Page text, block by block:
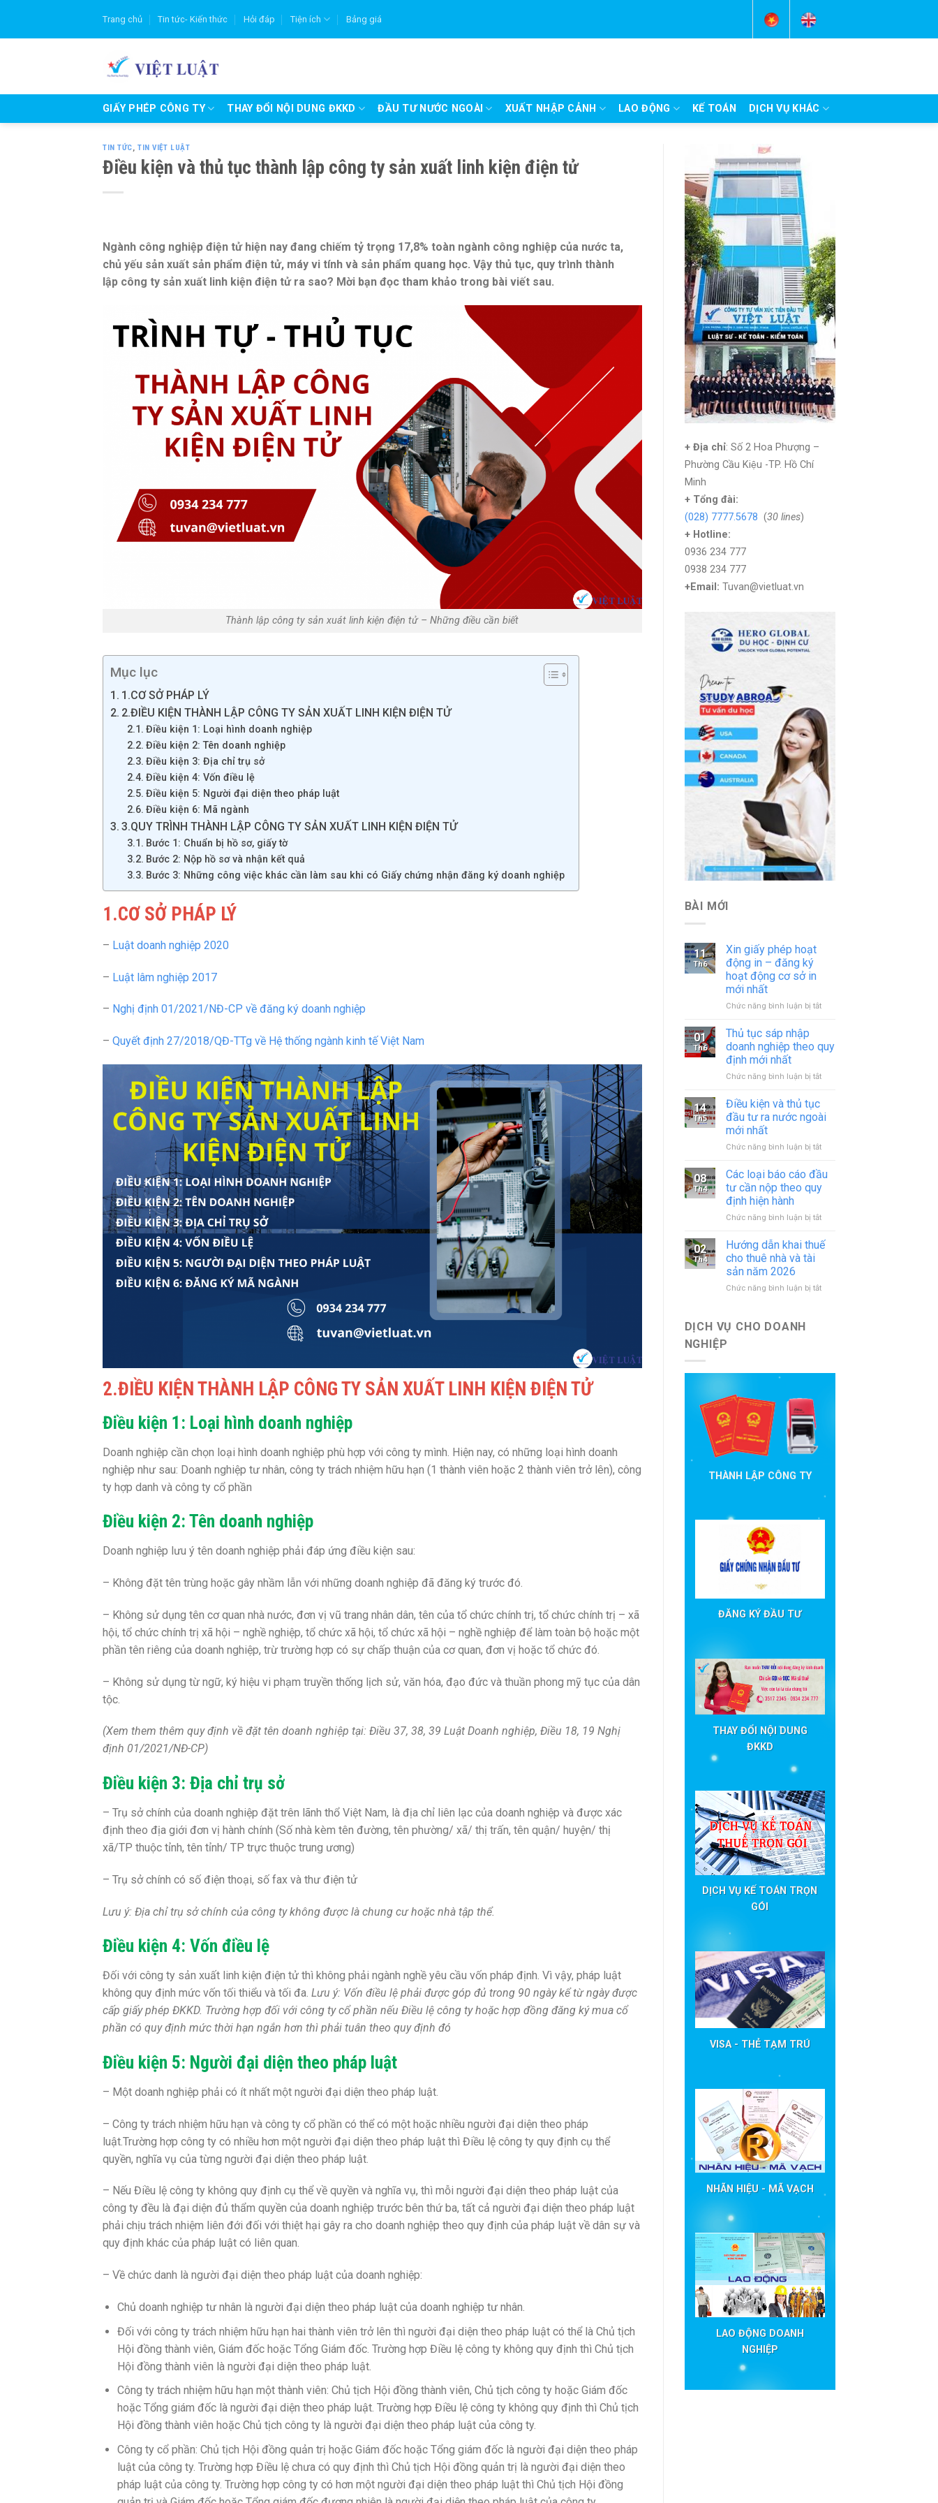
content
Trang chủ Tin tức- Kiến thức Hỏi đáp Tiện ích Bảng giá
GIẤY PHÉP CÔNG TY THAY ĐỔI NỘI DUNG ĐKKD ĐẦU TƯ NƯỚC NGOÀI XUẤT NHẬP CẢNH LAO ĐỘNG KẾ TOÁN DỊCH VỤ KHÁC
TIN TỨC,TIN VIỆT LUẬT
Điều kiện và thủ tục thành lập công ty sản xuất linh kiện điện tử
Ngành công nghiệp điện tử hiện nay đang chiếm tỷ trọng 17,8% toàn ngành công nghiệp của nước ta,
chủ yếu sản xuất sản phẩm điện tử, máy vi tính và sản phẩm quang học. Vậy thủ tục, quy trình thành
lập công ty sản xuất linh kiện điện tử ra sao? Mời bạn đọc tham khảo trong bài viết sau.
Thành lập công ty sản xuát linh kiện điện tử – Những điều cần biết
Mục lục
1.CƠ SỞ PHÁP LÝ
2.ĐIỀU KIỆN THÀNH LẬP CÔNG TY SẢN XUẤT LINH KIỆN ĐIỆN TỬ
Điều kiện 1: Loại hình doanh nghiệp
Điều kiện 2: Tên doanh nghiệp
Điều kiện 3: Địa chỉ trụ sở
Điều kiện 4: Vốn điều lệ
Điều kiện 5: Người đại diện theo pháp luật
Điều kiện 6: Mã ngành
3.QUY TRÌNH THÀNH LẬP CÔNG TY SẢN XUẤT LINH KIỆN ĐIỆN TỬ
Bước 1: Chuẩn bị hồ sơ, giấy tờ
Bước 2: Nộp hồ sơ và nhận kết quả
Bước 3: Những công việc khác cần làm sau khi có Giấy chứng nhận đăng ký doanh nghiệp
1.CƠ SỞ PHÁP LÝ
– Luật doanh nghiệp 2020
– Luật lâm nghiệp 2017
– Nghị định 01/2021/NĐ-CP về đăng ký doanh nghiệp
– Quyết định 27/2018/QĐ-TTg về Hệ thống ngành kinh tế Việt Nam
2.ĐIỀU KIỆN THÀNH LẬP CÔNG TY SẢN XUẤT LINH KIỆN ĐIỆN TỬ
Điều kiện 1: Loại hình doanh nghiệp
Doanh nghiệp cần chọn loại hình doanh nghiệp phù hợp với công ty mình. Hiện nay, có những loại hình doanh
nghiệp như sau: Doanh nghiệp tư nhân, công ty trách nhiệm hữu hạn (1 thành viên hoặc 2 thành viên trở lên), công
ty hợp danh và công ty cổ phần
Điều kiện 2: Tên doanh nghiệp
Doanh nghiệp lưu ý tên doanh nghiệp phải đáp ứng điều kiện sau:
– Không đặt tên trùng hoặc gây nhầm lẫn với những doanh nghiệp đã đăng ký trước đó.
– Không sử dụng tên cơ quan nhà nước, đơn vị vũ trang nhân dân, tên của tổ chức chính trị, tổ chức chính trị – xã
hội, tổ chức chính trị xã hội – nghề nghiệp, tổ chức xã hội, tổ chức xã hội – nghề nghiệp để làm toàn bộ hoặc một
phần tên riêng của doanh nghiệp, trừ trường hợp có sự chấp thuận của cơ quan, đơn vị hoặc tổ chức đó.
– Không sử dụng từ ngữ, ký hiệu vi phạm truyền thống lịch sử, văn hóa, đạo đức và thuần phong mỹ tục của dân
tộc.
(Xem them thêm quy định về đặt tên doanh nghiệp tại: Điều 37, 38, 39 Luật Doanh nghiệp, Điều 18, 19 Nghị
định 01/2021/NĐ-CP)
Điều kiện 3: Địa chỉ trụ sở
– Trụ sở chính của doanh nghiệp đặt trên lãnh thổ Việt Nam, là địa chỉ liên lạc của doanh nghiệp và được xác
định theo địa giới đơn vị hành chính (Số nhà kèm tên đường, tên phường/ xã/ thị trấn, tên quận/ huyện/ thị
xã/TP thuộc tỉnh, tên tỉnh/ TP trực thuộc trung ương)
– Trụ sở chính có số điện thoại, số fax và thư điện tử
Lưu ý: Địa chỉ trụ sở chính của công ty không được là chung cư hoặc nhà tập thể.
Điều kiện 4: Vốn điều lệ
Đối với công ty sản xuất linh kiện điện tử thì không phải ngành nghề yêu cầu vốn pháp định. Vì vậy, pháp luật
không quy định mức vốn tối thiểu và tối đa. Lưu ý: Vốn điều lệ phải được góp đủ trong 90 ngày kể từ ngày được
cấp giấy phép ĐKKD. Trường hợp đối với công ty cổ phần nếu Điều lệ công ty hoặc hợp đồng đăng ký mua cổ
phần có quy định mức thời hạn ngắn hơn thì phải tuân theo quy định đó
Điều kiện 5: Người đại diện theo pháp luật
– Một doanh nghiệp phải có ít nhất một người đại diện theo pháp luật.
– Công ty trách nhiệm hữu hạn và công ty cổ phần có thể có một hoặc nhiều người đại diện theo pháp
luật.Trường hợp công ty có nhiều hơn một người đại diện theo pháp luật thì Điều lệ công ty quy định cụ thể
quyền, nghĩa vụ của từng người đại diện theo pháp luật.
– Nếu Điều lệ công ty không quy định cụ thể về quyền và nghĩa vụ, thì mỗi người đại diện theo pháp luật của
công ty đều là đại diện đủ thẩm quyền của doanh nghiệp trước bên thứ ba, tất cả người đại diện theo pháp luật
phải chịu trách nhiệm liên đới đối với thiệt hại gây ra cho doanh nghiệp theo quy định của pháp luật về dân sự và
quy định khác của pháp luật có liên quan.
– Về chức danh là người đại diện theo pháp luật của doanh nghiệp:
Chủ doanh nghiệp tư nhân là người đại diện theo pháp luật của doanh nghiệp tư nhân.
Đối với công ty trách nhiệm hữu hạn hai thành viên trở lên thì người đại diện theo pháp luật có thể là Chủ tịch
Hội đồng thành viên, Giám đốc hoặc Tổng Giám đốc. Trường hợp Điều lệ công ty không quy định thì Chủ tịch
Hội đồng thành viên là người đại diện theo pháp luật.
Công ty trách nhiệm hữu hạn một thành viên: Chủ tịch Hội đồng thành viên, Chủ tịch công ty hoặc Giám đốc
hoặc Tổng giám đốc là người đại diện theo pháp luật. Trường hợp Điều lệ công ty không quy định thì Chủ tịch
Hội đồng thành viên hoặc Chủ tịch công ty là người đại diện theo pháp luật của công ty.
Công ty cổ phần: Chủ tịch Hội đồng quản trị hoặc Giám đốc hoặc Tổng giám đốc là người đại diện theo pháp
luật của công ty. Trường hợp Điều lệ chưa có quy định thì Chủ tịch Hội đồng quản trị là người đại diện theo
pháp luật của công ty. Trường hợp công ty có hơn một người đại diện theo pháp luật thì Chủ tịch Hội đồng
+ Địa chỉ: Số 2 Hoa Phượng –
Phường Cầu Kiệu -TP. Hồ Chí
Minh
+ Tổng đài:
(028) 7777.5678 (30 lines)
+ Hotline:
0936 234 777
0938 234 777
+Email: Tuvan@vietluat.vn
BÀI MỚI
11
Th6
Xin giấy phép hoạt
động in – đăng ký
hoạt động cơ sở in
mới nhất
Chức năng bình luận bị tắtở
hoạt
in
ký
hoạt
cơ
in
mới
01
Th6
Thủ tục sáp nhập
doanh nghiệp theo quy
định mới nhất
Chức năng bình luận bị tắtở
sáp
nhập
nghiệp
quy
14
Th5
Điều kiện và thủ tục
đầu tư ra nước ngoài
mới nhất
Chức năng bình luận bị tắtở
kiện
đầu
ra
nhất
08
Th4
Các loại báo cáo đầu
tư cần nộp theo quy
định hiện hành
Chức năng bình luận bị tắtở
loại
báo
tư
hành
02
Th4
Hướng dẫn khai thuế
cho thuê nhà và tài
sản năm 2026
Chức năng bình luận bị tắtở
DỊCH VỤ CHO DOANH
NGHIỆP
THÀNH LẬP CÔNG TY
ĐĂNG KÝ ĐẦU TƯ
THAY ĐỔI NỘI DUNG
ĐKKD
DỊCH VỤ KẾ TOÁN TRỌN
GÓI
VISA - THẺ TẠM TRÚ
NHÃN HIỆU - MÃ VẠCH
LAO ĐỘNG DOANH
NGHIỆP